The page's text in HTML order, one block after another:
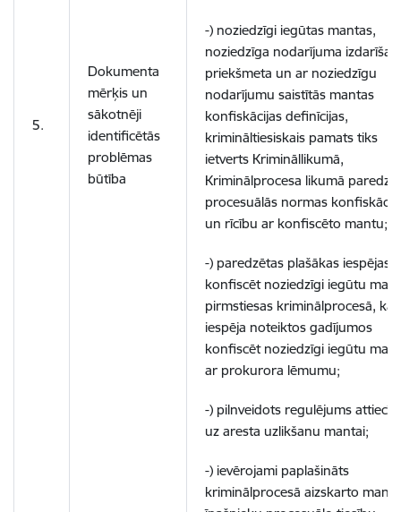
5.
Dokumenta
mērķis un
sākotnēji
identificētās
problēmas
būtība
-) noziedzīgi iegūtas mantas,
noziedzīga nodarījuma
priekšmeta un ar noziedzīgu
nodarījumu saistītās mantas
konfiskācijas definīcijas,
krimināltiesiskais pamats tiks
ietverts Krimināllikumā,
Kriminālprocesa likumā
procesuālās normas
un rīcību ar konfiscēto mantu;
-) paredzētas plašākas iespējas
konfiscēt noziedzīgi iegūtu
pirmstiesas kriminālprocesā, kā
iespēja noteiktos gadījumos
konfiscēt noziedzīgi iegūtu
ar prokurora lēmumu;
-) pilnveidots regulējums
uz aresta uzlikšanu mantai;
-) ievērojami paplašināts
kriminālprocesā aizskarto